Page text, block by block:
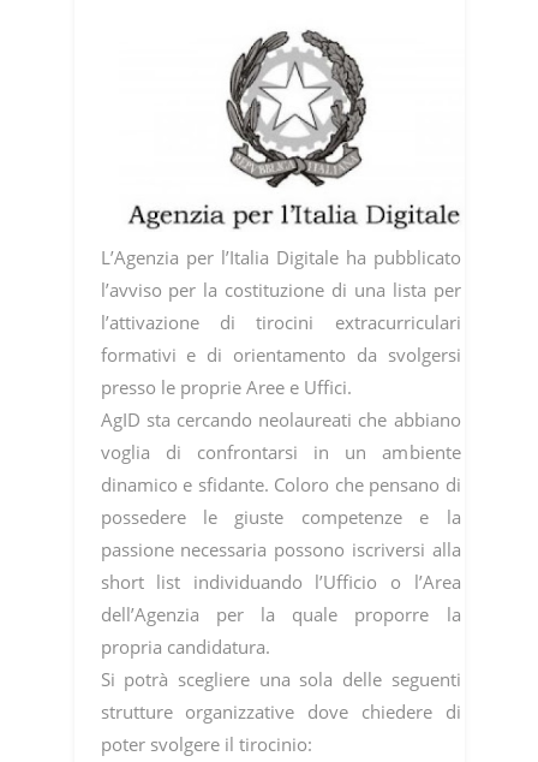
L’Agenzia per l’Italia Digitale ha pubblicato
l’avviso per la costituzione di una lista per
l’attivazione di tirocini extracurriculari
formativi e di orientamento da svolgersi
presso le proprie Aree e Uffici.
AgID sta cercando neolaureati che abbiano
voglia di confrontarsi in un ambiente
dinamico e sfidante. Coloro che pensano di
possedere le giuste competenze e la
passione necessaria possono iscriversi alla
short list individuando l’Ufficio o l’Area
dell’Agenzia per la quale proporre la
propria candidatura.
Si potrà scegliere una sola delle seguenti
strutture organizzative dove chiedere di
poter svolgere il tirocinio: